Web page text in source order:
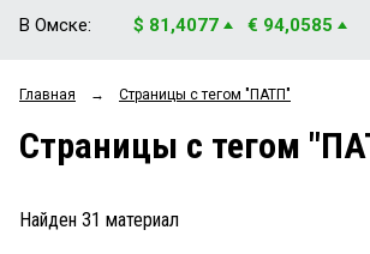
ОБЩЕСТВО
ЗАКОН
НОВОСТИ КОМПАНИЙ
В Омске: $ 81,4077 € 94,0585
Главная → Страницы c тегом "ПАТП"
Страницы c тегом
Найден 31 материал